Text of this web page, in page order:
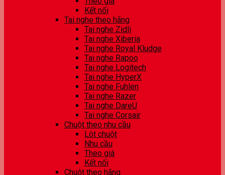
Kết nối
Tai nghe theo hãng
Tai nghe Zidli
Tai nghe Xiberia
Tai nghe Royal Kludge
Tai nghe Rapoo
Tai nghe Logitech
Tai nghe HyperX
Tai nghe Fuhlen
Tai nghe Razer
Tai nghe DareU
Tai nghe Corsair
Chuột theo nhu cầu
Lót chuột
Nhu cầu
Theo giá
Kết nối
Chuột theo hãng